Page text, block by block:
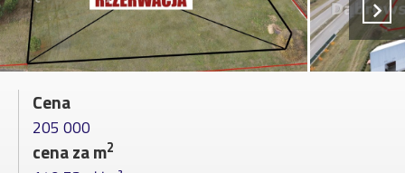
Cena
205 000
cena za m2